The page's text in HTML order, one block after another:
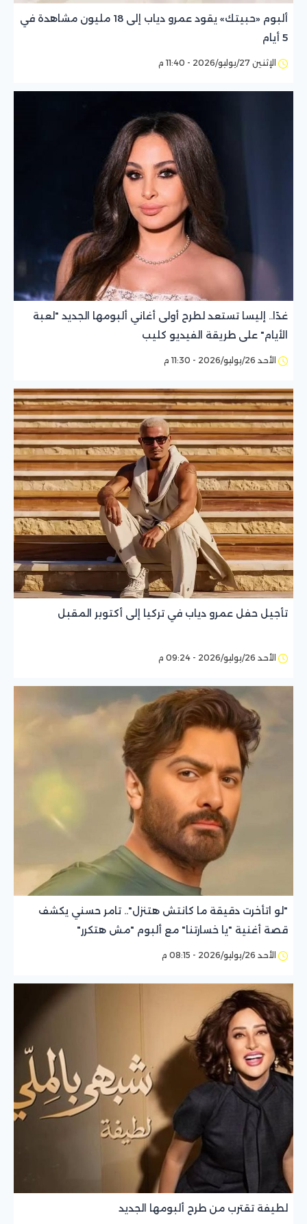
ألبوم «حبيتك» يقود عمرو دياب إلى 18 مليون مشاهدة في
5 أيام
الإثنين 27/يوليو/2026 - 11:40 م
غدًا.. إليسا تستعد لطرح أولى أغاني ألبومها الجديد "لعبة
الأيام" على طريقة الفيديو كليب
الأحد 26/يوليو/2026 - 11:30 م
تأجيل حفل عمرو دياب في تركيا إلى أكتوبر المقبل
الأحد 26/يوليو/2026 - 09:24 م
"لو اتأخرت دقيقة ما كانتش هتنزل".. تامر حسني يكشف
قصة أغنية "يا خسارتنا" مع ألبوم "مش هتكرر"
الأحد 26/يوليو/2026 - 08:15 م
لطيفة تقترب من طرح ألبومها الجديد